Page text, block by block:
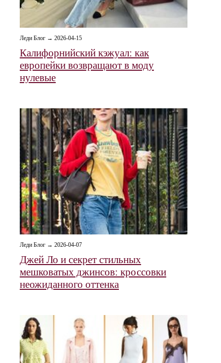
Леди Блог → 2026-04-15
Калифорнийский кэжуал: как
европейки возвращают в моду
нулевые
Леди Блог → 2026-04-07
Джей Ло и секрет стильных
мешковатых джинсов: кроссовки
неожиданного оттенка